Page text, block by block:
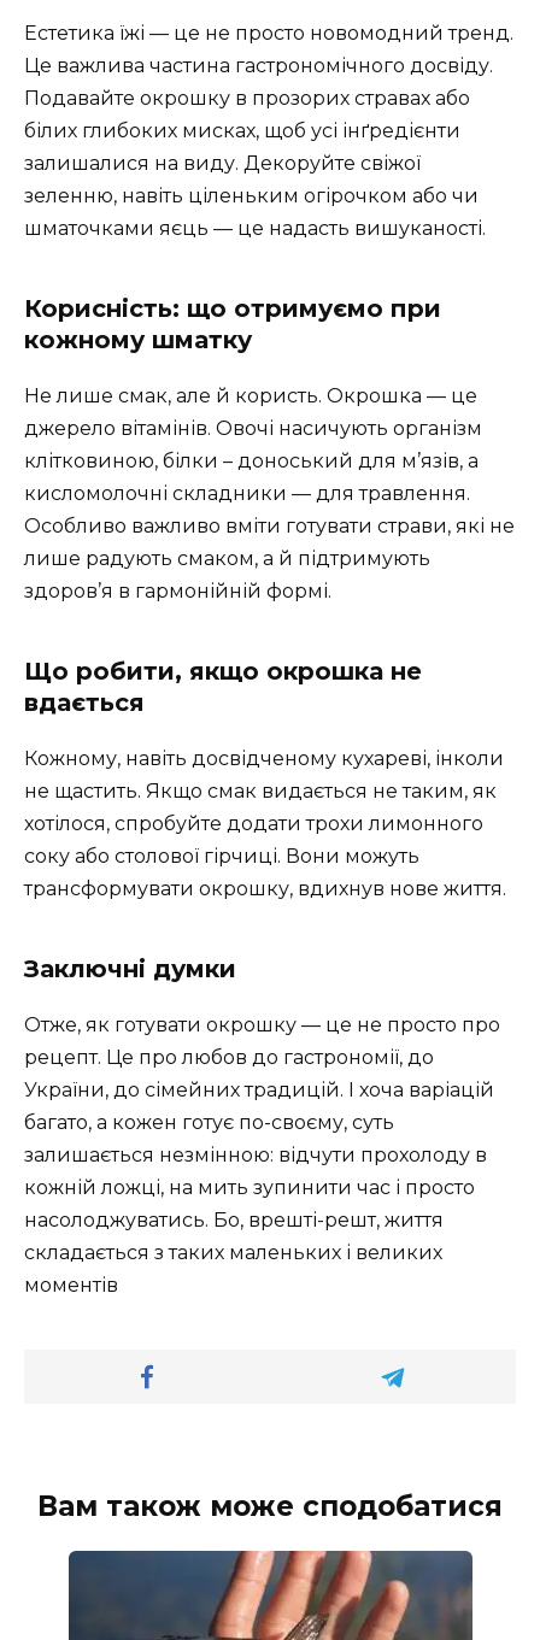
Естетика їжі — це не просто новомодний тренд.
Це важлива частина гастрономічного досвіду.
Подавайте окрошку в прозорих стравах або
білих глибоких мисках, щоб усі інґредієнти
залишалися на виду. Декоруйте свіжої
зеленню, навіть ціленьким огірочком або чи
шматочками яєць — це надасть вишуканості.
Корисність: що отримуємо при
кожному шматку
Не лише смак, але й користь. Окрошка — це
джерело вітамінів. Овочі насичують організм
клітковиною, білки – доноський для м’язів, а
кисломолочні складники — для травлення.
Особливо важливо вміти готувати страви, які не
лише радують смаком, а й підтримують
здоров’я в гармонійній формі.
Що робити, якщо окрошка не
вдається
Кожному, навіть досвідченому кухареві, інколи
не щастить. Якщо смак видається не таким, як
хотілося, спробуйте додати трохи лимонного
соку або столової гірчиці. Вони можуть
трансформувати окрошку, вдихнув нове життя.
Заключні думки
Отже, як готувати окрошку — це не просто про
рецепт. Це про любов до гастрономії, до
України, до сімейних традицій. І хоча варіацій
багато, а кожен готує по-своєму, суть
залишається незмінною: відчути прохолоду в
кожній ложці, на мить зупинити час і просто
насолоджуватись. Бо, врешті-решт, життя
складається з таких маленьких і великих
моментів
Вам також може сподобатися